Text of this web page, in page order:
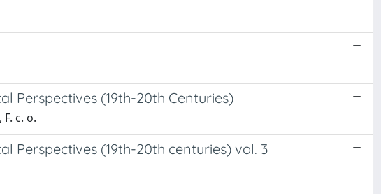
Perspectives (19th-20th Centuries)
c. o.
Perspectives (19th-20th centuries) vol. 3